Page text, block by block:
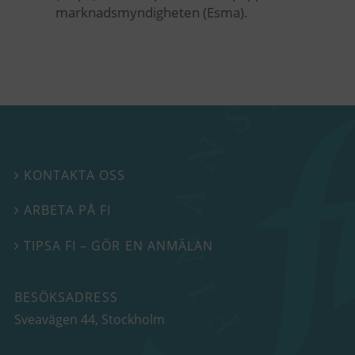
marknadsmyndigheten (Esma).
 KONTAKTA OSS
 ARBETA PÅ FI
TIPSA FI – GÖR EN ANMÄLAN
BESÖKSADRESS
Sveavägen 44, Stockholm